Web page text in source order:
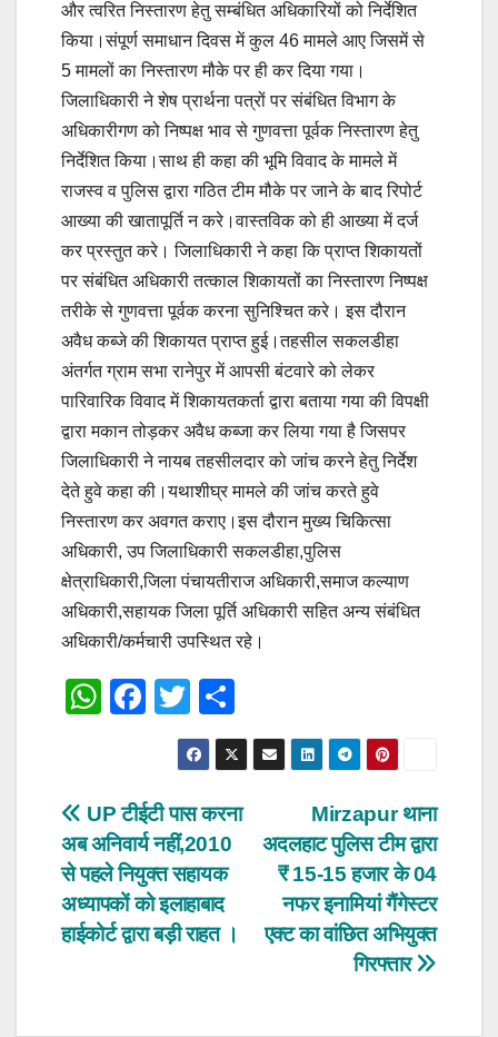
और त्वरित निस्तारण हेतु सम्बंधित अधिकारियों को निर्देशित
किया।संपूर्ण समाधान दिवस में कुल 46 मामले आए जिसमें से
5 मामलों का निस्तारण मौके पर ही कर दिया गया।
जिलाधिकारी ने शेष प्रार्थना पत्रों पर संबंधित विभाग के
अधिकारीगण को निष्पक्ष भाव से गुणवत्ता पूर्वक निस्तारण हेतु
निर्देशित किया।साथ ही कहा की भूमि विवाद के मामले में
राजस्व व पुलिस द्वारा गठित टीम मौके पर जाने के बाद रिपोर्ट
आख्या की खातापूर्ति न करे।वास्तविक को ही आख्या में दर्ज
कर प्रस्तुत करे। जिलाधिकारी ने कहा कि प्राप्त शिकायतों
पर संबंधित अधिकारी तत्काल शिकायतों का निस्तारण निष्पक्ष
तरीके से गुणवत्ता पूर्वक करना सुनिश्चित करे। इस दौरान
अवैध कब्जे की शिकायत प्राप्त हुई।तहसील सकलडीहा
अंतर्गत ग्राम सभा रानेपुर में आपसी बंटवारे को लेकर
पारिवारिक विवाद में शिकायतकर्ता द्वारा बताया गया की विपक्षी
द्वारा मकान तोड़कर अवैध कब्जा कर लिया गया है जिसपर
जिलाधिकारी ने नायब तहसीलदार को जांच करने हेतु निर्देश
देते हुवे कहा की।यथाशीघ्र मामले की जांच करते हुवे
निस्तारण कर अवगत कराए।इस दौरान मुख्य चिकित्सा
अधिकारी, उप जिलाधिकारी सकलडीहा,पुलिस
क्षेत्राधिकारी,जिला पंचायतीराज अधिकारी,समाज कल्याण
अधिकारी,सहायक जिला पूर्ति अधिकारी सहित अन्य संबंधित
अधिकारी/कर्मचारी उपस्थित रहे।
W
s
A
p
p
F
e
b
o
o
k
T
wi
tt
er
h
ar
e
Post
navigation
Mirzapur थाना
अदलहाट पुलिस टीम द्वारा
₹ 15-15 हजार के 04
नफर इनामियां गैंगेस्टर
एक्ट का वांछित अभियुक्त
गिरफ्तार
UP टीईटी पास करना
अब अनिवार्य नहीं,2010
से पहले नियुक्त सहायक
अध्यापकों को इलाहाबाद
हाईकोर्ट द्वारा बड़ी राहत ।